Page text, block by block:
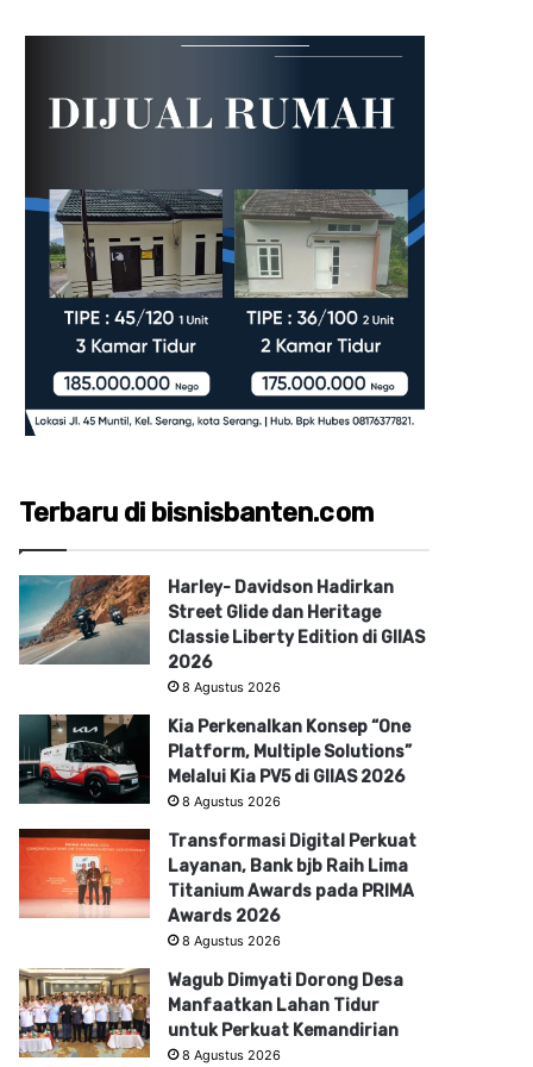
Terbaru di bisnisbanten.com
Harley- Davidson Hadirkan
Street Glide dan Heritage
Classie Liberty Edition di GIIAS
2026
8 Agustus 2026
Kia Perkenalkan Konsep “One
Platform, Multiple Solutions”
Melalui Kia PV5 di GIIAS 2026
8 Agustus 2026
Transformasi Digital Perkuat
Layanan, Bank bjb Raih Lima
Titanium Awards pada PRIMA
Awards 2026
8 Agustus 2026
Wagub Dimyati Dorong Desa
Manfaatkan Lahan Tidur
untuk Perkuat Kemandirian
8 Agustus 2026